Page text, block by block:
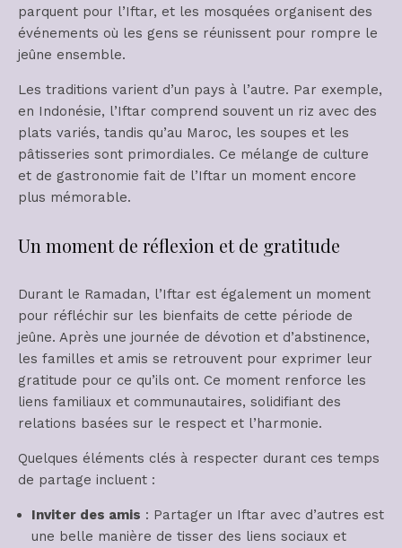
parquent pour l’Iftar, et les mosquées organisent des
événements où les gens se réunissent pour rompre le
jeûne ensemble.
Les traditions varient d’un pays à l’autre. Par exemple,
en Indonésie, l’Iftar comprend souvent un riz avec des
plats variés, tandis qu’au Maroc, les soupes et les
pâtisseries sont primordiales. Ce mélange de culture
et de gastronomie fait de l’Iftar un moment encore
plus mémorable.
Un moment de réflexion et de gratitude
Durant le Ramadan, l’Iftar est également un moment
pour réfléchir sur les bienfaits de cette période de
jeûne. Après une journée de dévotion et d’abstinence,
les familles et amis se retrouvent pour exprimer leur
gratitude pour ce qu’ils ont. Ce moment renforce les
liens familiaux et communautaires, solidifiant des
relations basées sur le respect et l’harmonie.
Quelques éléments clés à respecter durant ces temps
de partage incluent :
Inviter des amis : Partager un Iftar avec d’autres est
une belle manière de tisser des liens sociaux et